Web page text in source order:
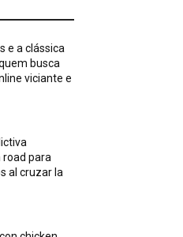
e a clássica
busca
viciante e
road para
al cruzar la